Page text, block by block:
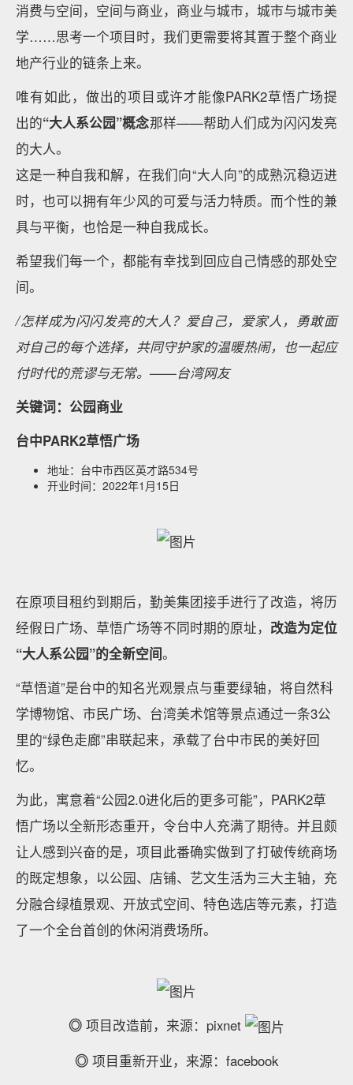
消费与空间，空间与商业，商业与城市，城市与城市美
学……思考一个项目时，我们更需要将其置于整个商业
地产行业的链条上来。
唯有如此，做出的项目或许才能像PARK2草悟广场提
出的“大人系公园”概念那样——帮助人们成为闪闪发亮
的大人。
这是一种自我和解，在我们向“大人向”的成熟沉稳迈进
时，也可以拥有年少风的可爱与活力特质。而个性的兼
具与平衡，也恰是一种自我成长。
希望我们每一个，都能有幸找到回应自己情感的那处空
间。
/怎样成为闪闪发亮的大人？爱自己，爱家人，勇敢面
对自己的每个选择，共同守护家的温暖热闹，也一起应
付时代的荒谬与无常。——台湾网友
关键词：公园商业
台中PARK2草悟广场
地址：台中市西区英才路534号
开业时间：2022年1月15日
在原项目租约到期后，勤美集团接手进行了改造，将历
经假日广场、草悟广场等不同时期的原址， 改造为定位
“大人系公园”的全新空间。
“草悟道”是台中的知名光观景点与重要绿轴，将自然科
学博物馆、市民广场、台湾美术馆等景点通过一条3公
里的“绿色走廊”串联起来，承载了台中市民的美好回
忆。
为此，寓意着“公园2.0进化后的更多可能”，PARK2草
悟广场以全新形态重开，令台中人充满了期待。并且颇
让人感到兴奋的是，项目此番确实做到了打破传统商场
的既定想象，以公园、店铺、艺文生活为三大主轴，充
分融合绿植景观、开放式空间、特色选店等元素，打造
了一个全台首创的休闲消费场所。
◎ 项目改造前，来源：pixnet
◎ 项目重新开业，来源：facebook